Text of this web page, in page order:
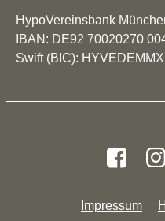
HypoVereinsbank
IBAN: DE92 70020270
Swift (BIC):
Impressum